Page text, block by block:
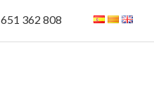
651 362 808